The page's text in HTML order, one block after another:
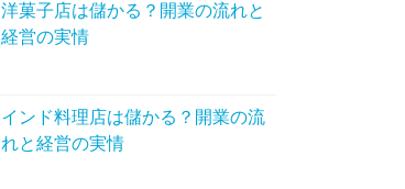
洋菓子店は儲かる？開業の流れと
経営の実情
インド料理店は儲かる？開業の流
れと経営の実情